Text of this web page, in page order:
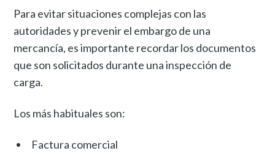
Para evitar situaciones complejas con las
autoridades y prevenir el embargo de una
mercancía, es importante recordar los documentos
que son solicitados durante una inspección de
carga.
Los más habituales son:
Factura comercial